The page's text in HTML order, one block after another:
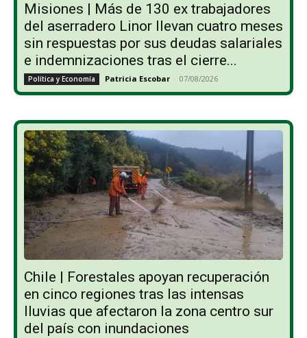
Misiones | Más de 130 ex trabajadores
del aserradero Linor llevan cuatro meses
sin respuestas por sus deudas salariales
e indemnizaciones tras el cierre...
Política y Economía Patricia Escobar - 07/08/2026
Chile | Forestales apoyan recuperación
en cinco regiones tras las intensas
lluvias que afectaron la zona centro sur
del país con inundaciones